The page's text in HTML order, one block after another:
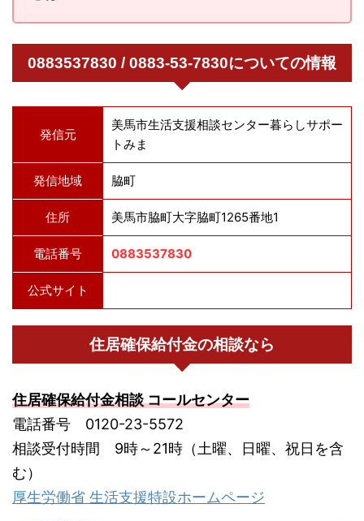
0883537830 / 0883-53-7830についての情報
発信元
美馬市生活支援相談センター暮らしサポー
トみま
発信地域 脇町
住所 美馬市脇町大字脇町1265番地1
電話番号 0883537830
公式サイト
住居確保給付金の相談なら
住居確保給付金相談 コールセンター
電話番号 0120-23-5572
相談受付時間 9時～21時（土曜、日曜、祝日を含
む）
厚生労働省 生活支援特設ホームページ